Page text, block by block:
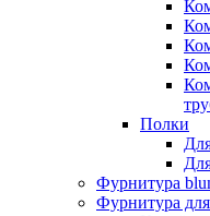
Полки
Фурнитура
Фурнитура для